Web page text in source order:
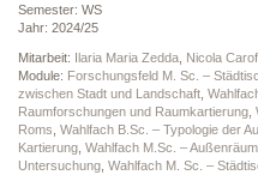
Semester: WS
Jahr: 2024/25
Mitarbeit: Ilaria Maria Zedda Nicola
Module: Forschungsfeld M. Sc. –
zwischen Stadt und Landschaft
Raumforschungen und Raumkartierung
Roms Wahlfach B.Sc. – Typologie der
Kartierung Wahlfach M.Sc. –
Untersuchung Wahlfach M. Sc. –